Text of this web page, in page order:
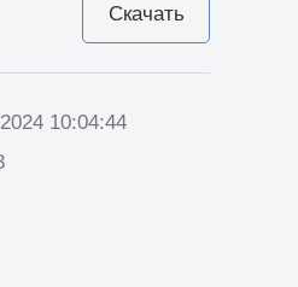
Скачать
10:04:44